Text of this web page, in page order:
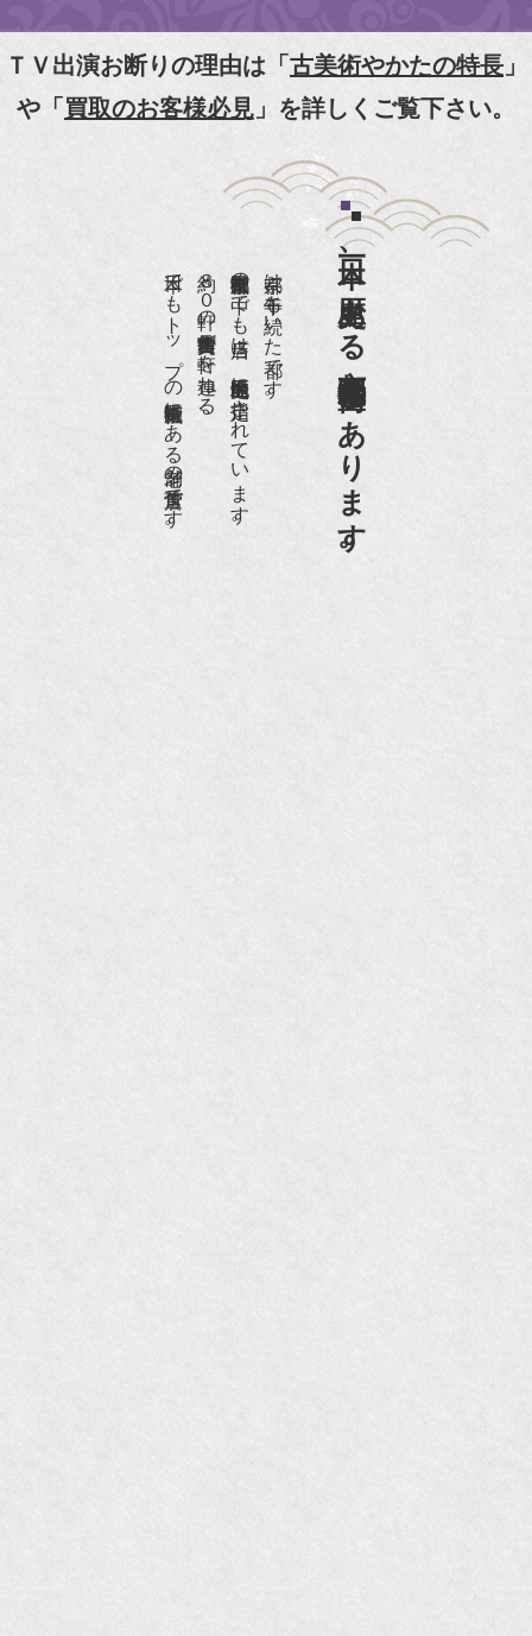
【動画】
『京都新聞』とKBS京都で鴨東まちなか美術館を
『和楽』7月号 樋口可南子さんがお店へ！！
『樋口可南子の古寺散歩』（5月17日発行）
NHK「趣味Do楽」とよた真帆さんご来店！【動
NHK『美の壺』（4月24日放送）
『和楽』10月号
『Hanako 京都案内』
『FIGARO japon』12月号
ＴＶ出演お断りの理由は「古美術やかたの特長 」
や「買取のお客様必見 」を詳しくご覧下さい。
日本一、歴史ある
京都祇園骨董街にあります。
京都は千年も続いた都です。
京都祇園骨董街の中でも当店は、歴史的保全地区に指定されています。
約８０軒の古美術骨董商が軒を連ねる、
日本でもトップの祇園骨董街にある老舗の骨董店です。